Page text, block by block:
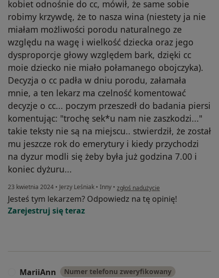
kobiet odnośnie do cc, mówił, że same sobie
robimy krzywdę, że to nasza wina (niestety ja nie
miałam możliwości porodu naturalnego ze
względu na wagę i wielkość dziecka oraz jego
dysproporcje głowy względem bark, dzięki cc
moie dziecko nie miało połamanego obojczyka).
Decyzja o cc padła w dniu porodu, załamała
mnie, a ten lekarz ma czelność komentować
decyzje o cc... poczym przeszedł do badania piersi
komentując: "trochę sek*u nam nie zaszkodzi..."
takie teksty nie są na miejscu.. stwierdził, że został
mu jeszcze rok do emerytury i kiedy przychodzi
na dyzur modli się żeby była już godzina 7.00 i
koniec dyżuru...
23 kwietnia 2024 • Jerzy Leśniak • Inny • w opinii użytkownika AW
zgłoś nadużycie
Jesteś tym lekarzem? Odpowiedz na tę opinię!
Zarejestruj się teraz
MariiAnn Numer telefonu zweryfikowany